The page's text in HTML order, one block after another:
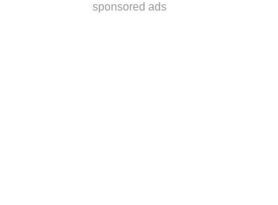
sponsored ads